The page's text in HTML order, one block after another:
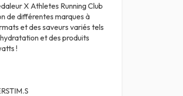
X Athletes Running Club
de différentes marques à
et des saveurs variés tels
et des produits
!